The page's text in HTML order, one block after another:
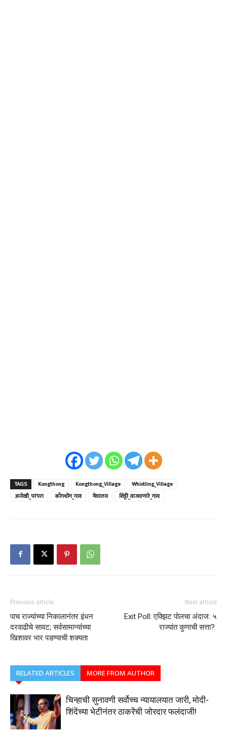
TAGS Kongthong Kongthong_Village
Whistling_Village
अनोखी_परंपरा
काँगथोंग_गाव मेघालय शिट्टी_वाजवणारे_गाव
Previous article
पाच राज्यांच्या निकालानंतर इंधन
दरवाढीचे सावट; सर्वसामान्यांच्या
खिशावर भार पडण्याची शक्यता
Next article
Exit Poll: एक्झिट पोलचा अंदाज: ५
राज्यांत कुणाची सत्ता?
RELATED ARTICLES MORE FROM AUTHOR
चिन्हाची सुनावणी सर्वोच्च न्यायालयात जारी, मोदी-
शिंदेंच्या भेटीनंतर ठाकरेंची जोरदार फलंदाजी!